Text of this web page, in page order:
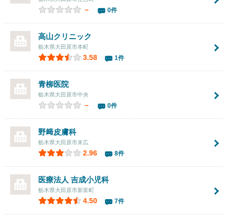
－ 0件
高山クリニック
栃木県大田原市本町
3.58 1件
青柳医院
栃木県大田原市中央
－ 0件
野﨑皮膚科
栃木県大田原市末広
2.96 8件
医療法人 吉成小児科
栃木県大田原市新富町
4.50 7件